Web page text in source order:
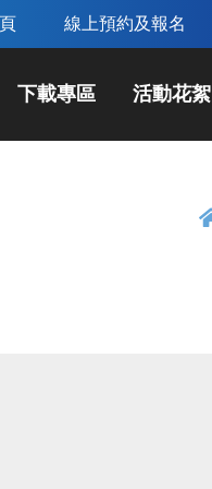
線上預約及報名
下載專區 活動花絮